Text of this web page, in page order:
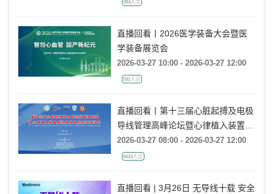
984人次
直播回看丨2026医学装备大会暨医
学装备展览会
2026-03-27 10:00 - 2026-03-27 12:00
591人次
直播回看丨第十三届心脏起搏及电极
导线管理高峰论坛暨心律植入装置感
染及并发症处理研讨会
2026-03-27 08:00 - 2026-03-27 12:00
6615人次
直播回看 | 3月26日 无导线十载 安全